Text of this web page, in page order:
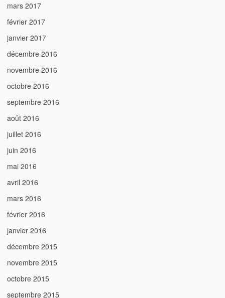
mars 2017
février 2017
janvier 2017
décembre 2016
novembre 2016
octobre 2016
septembre 2016
août 2016
juillet 2016
juin 2016
mai 2016
avril 2016
mars 2016
février 2016
janvier 2016
décembre 2015
novembre 2015
octobre 2015
septembre 2015